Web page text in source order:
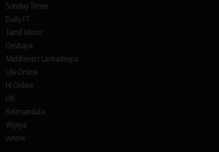
Sunday Times
Daily FT
Tamil Mirror
Deshaya
Middleeast Lankadeepa
Life Online
Hi Online
LW
Kelimandala
Wijeya
wnow